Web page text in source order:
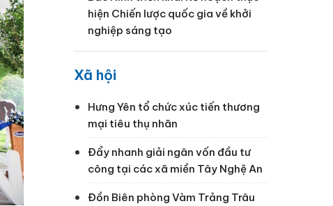
hiện Chiến lược quốc gia về khởi
nghiệp sáng tạo
Xã hội
Hưng Yên tổ chức xúc tiến thương
mại tiêu thụ nhãn
Đẩy nhanh giải ngân vốn đầu tư
công tại các xã miền Tây Nghệ An
Đồn Biên phòng Vàm Trảng Trâu